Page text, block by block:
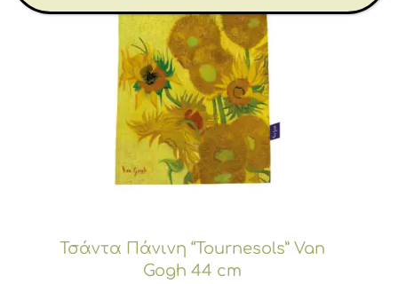
Τσάντα Πάνινη “Tournesols” Van
Gogh 44 cm